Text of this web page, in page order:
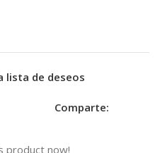
lista de deseos
Comparte:
product now!